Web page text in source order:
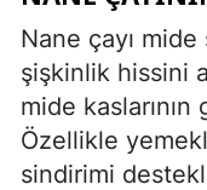
Nane çayı mide
şişkinlik hissini
mide kaslarının
Özellikle
sindirimi